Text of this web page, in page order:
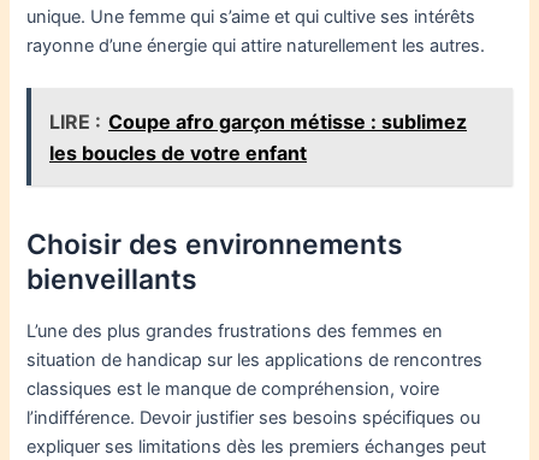
unique. Une femme qui s’aime et qui cultive ses intérêts
rayonne d’une énergie qui attire naturellement les autres.
LIRE : Coupe afro garçon métisse : sublimez
les boucles de votre enfant
Choisir des environnements
bienveillants
L’une des plus grandes frustrations des femmes en
situation de handicap sur les applications de rencontres
classiques est le manque de compréhension, voire
l’indifférence. Devoir justifier ses besoins spécifiques ou
expliquer ses limitations dès les premiers échanges peut